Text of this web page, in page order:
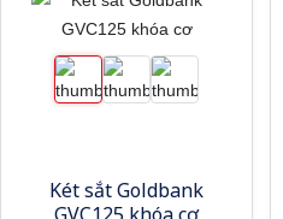
Két sắt Goldbank